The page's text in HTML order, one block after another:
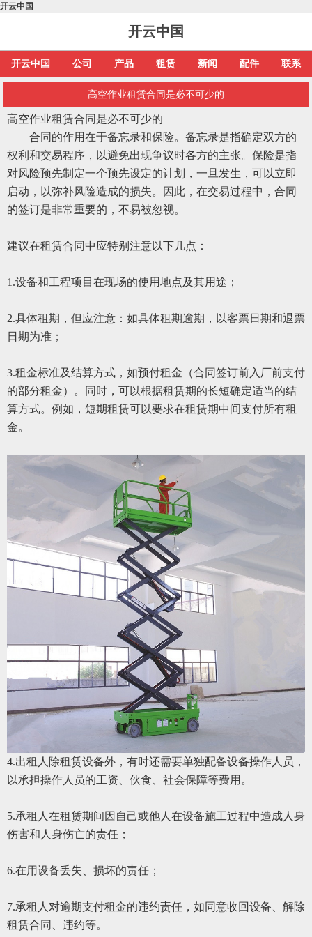
开云中国
开云中国
开云中国 公司 产品 租赁 新闻 配件 联系
高空作业租赁合同是必不可少的
高空作业租赁合同是必不可少的
合同的作用在于备忘录和保险。备忘录是指确定双方的
权利和交易程序，以避免出现争议时各方的主张。保险是指
对风险预先制定一个预先设定的计划，一旦发生，可以立即
启动，以弥补风险造成的损失。因此，在交易过程中，合同
的签订是非常重要的，不易被忽视。
建议在租赁合同中应特别注意以下几点：
1.设备和工程项目在现场的使用地点及其用途；
2.具体租期，但应注意：如具体租期逾期，以客票日期和退票
日期为准；
3.租金标准及结算方式，如预付租金（合同签订前入厂前支付
的部分租金）。同时，可以根据租赁期的长短确定适当的结
算方式。例如，短期租赁可以要求在租赁期中间支付所有租
金。
4.出租人除租赁设备外，有时还需要单独配备设备操作人员，
以承担操作人员的工资、伙食、社会保障等费用。
5.承租人在租赁期间因自己或他人在设备施工过程中造成人身
伤害和人身伤亡的责任；
6.在用设备丢失、损坏的责任；
7.承租人对逾期支付租金的违约责任，如同意收回设备、解除
租赁合同、违约等。